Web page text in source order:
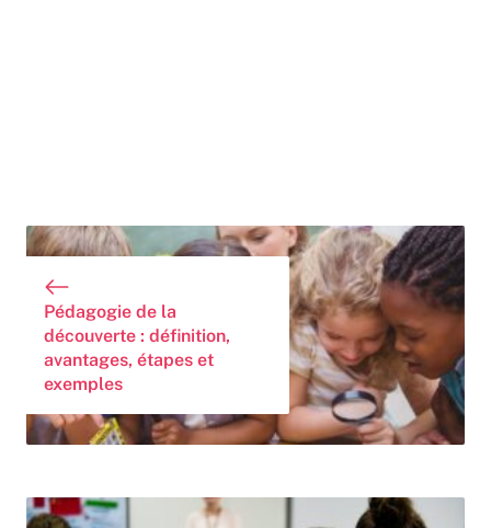
Pédagogie de la
découverte : définition,
avantages, étapes et
exemples